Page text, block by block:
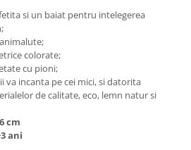
si un baiat pentru intelegerea
colorate;
cu pioni;
va incanta pe cei mici, si datorita
de calitate, eco, lemn natur si
cm
ani